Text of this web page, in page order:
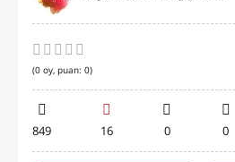
(0 oy, puan: 0)
849 16 0 0